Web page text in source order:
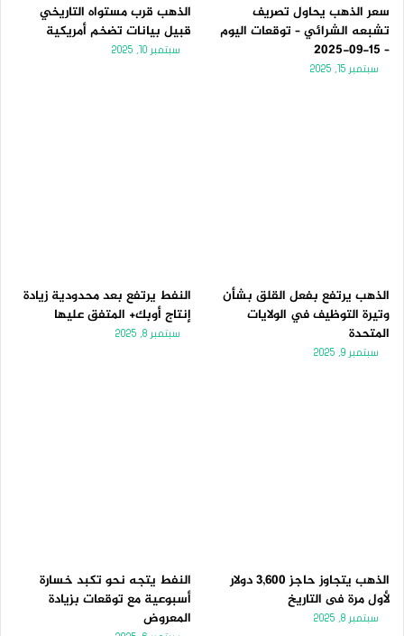
سعر الذهب يحاول تصريف
تشبعه الشرائي – توقعات اليوم
– 15-09-2025
سبتمبر 15, 2025
الذهب قرب مستواه التاريخي
قبيل بيانات تضخم أمريكية
سبتمبر 10, 2025
الذهب يرتفع بفعل القلق بشأن
وتيرة التوظيف في الولايات
المتحدة
سبتمبر 9, 2025
النفط يرتفع بعد محدودية زيادة
إنتاج أوبك+ المتفق عليها
سبتمبر 8, 2025
الذهب يتجاوز حاجز 3,600 دولار
لأول مرة فى التاريخ
سبتمبر 8, 2025
النفط يتجه نحو تكبد خسارة
أسبوعية مع توقعات بزيادة
المعروض